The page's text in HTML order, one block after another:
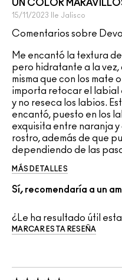
UN COLOR
15/11/2023 Ile Jalisco
Comentarios sobre
Me encantó la textura
pero hidratante a la vez,
misma que con los mate
importa retocar el labial
y no reseca los labios.
encantó, puesto en los
exquisita entre naranja y
rostro, además de que
dependiendo de las
MÁS DETALLES
Sí, recomendaría a un
¿Le ha resultado útil
MARCAR ESTA RESEÑA